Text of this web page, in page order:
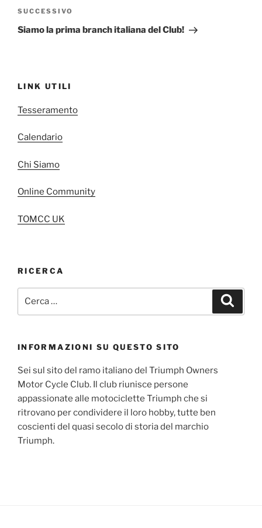
Articolo
successivo
SUCCESSIVO
Siamo la prima branch italiana del Club!
LINK UTILI
Tesseramento
Calendario
Chi Siamo
Online Community
TOMCC UK
RICERCA
INFORMAZIONI SU QUESTO SITO
Sei sul sito del ramo italiano del Triumph Owners
Motor Cycle Club. Il club riunisce persone
appassionate alle motociclette Triumph che si
ritrovano per condividere il loro hobby, tutte ben
coscienti del quasi secolo di storia del marchio
Triumph.